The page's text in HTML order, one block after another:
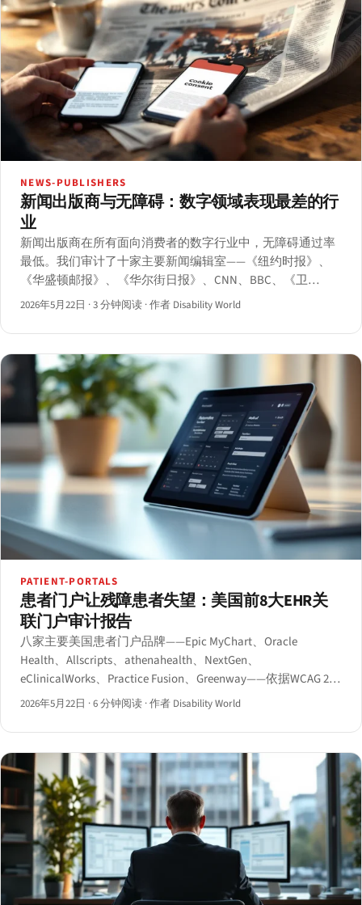
NEWS-PUBLISHERS
新闻出版商与无障碍：数字领域表现最差的行
业
新闻出版商在所有面向消费者的数字行业中，无障碍通过率
最低。我们审计了十家主要新闻编辑室——《纽约时报》、
《华盛顿邮报》、《华尔街日报》、CNN、BBC、《卫
报》、路透社、彭博社、Axios、Politico——涵盖文章页面、
2026年5月22日 ·3 分钟阅读 ·作者 Disability World
PATIENT-PORTALS
患者门户让残障患者失望：美国前8大EHR关
联门户审计报告
八家主要美国患者门户品牌——Epic MyChart、Oracle
Health、Allscripts、athenahealth、NextGen、
eClinicalWorks、Practice Fusion、Greenway——依据WCAG 2.1
AA和HHS第504条2024年5月最终规则进行审计。
2026年5月22日 ·6 分钟阅读 ·作者 Disability World